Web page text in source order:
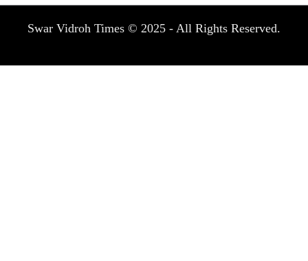
Swar Vidroh Times © 2025 - All Rights Reserved.